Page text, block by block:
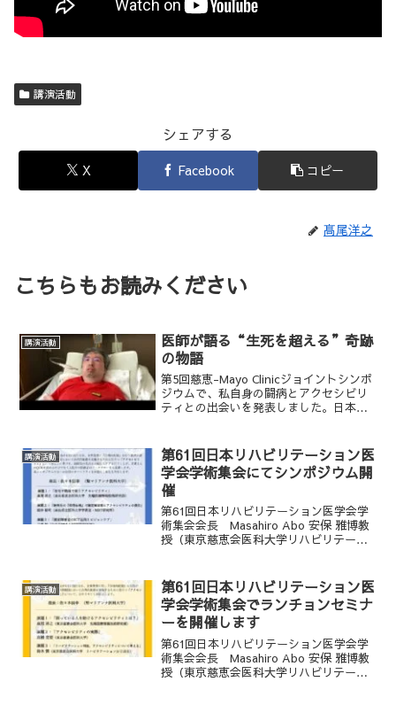
講演活動
シェアする
X Facebook コピー
髙尾洋之
こちらもお読みください
講演活動
医師が語る“生死を超える”奇跡
の物語
第5回慈恵-Mayo Clinicジョイントシンポ
ジウムで、私自身の闘病とアクセシビリ
ティとの出会いを発表しました。日本語
語字幕）（英語字幕）
講演活動
第61回日本リハビリテーション医
学会学術集会にてシンポジウム開
催
第61回日本リハビリテーション医学会学
術集会会長 Masahiro Abo 安保 雅博教
授（東京慈恵会医科大学リハビリテーシ
ウムを開催します。ランチョンと同じ...
講演活動
第61回日本リハビリテーション医
学会学術集会でランチョンセミナ
ーを開催します
第61回日本リハビリテーション医学会学
術集会会長 Masahiro Abo 安保 雅博教
授（東京慈恵会医科大学リハビリテーシ